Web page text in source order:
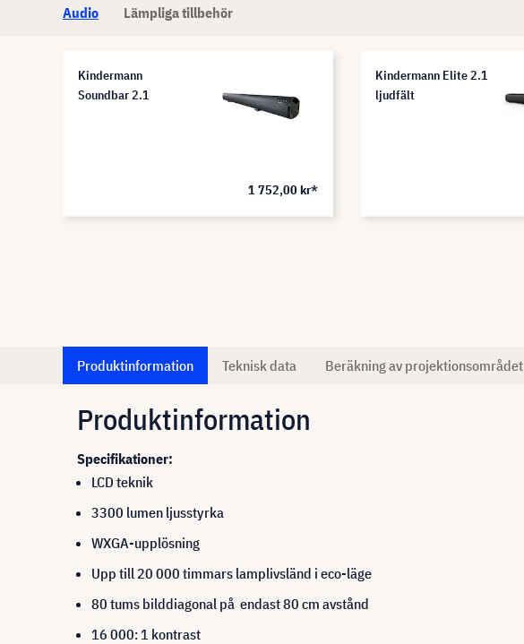
Audio Lämpliga tillbehör
Kindermann
Soundbar 2.1
1 752,00 kr*
Kindermann Elite 2.1
ljudfält
Produktinformation Teknisk data Beräkning av projektionsområdet
Produktinformation
Specifikationer:
LCD teknik
3300 lumen ljusstyrka
WXGA-upplösning
Upp till 20 000 timmars lamplivsländ i eco-läge
80 tums bilddiagonal på endast 80 cm avstånd
16 000: 1 kontrast